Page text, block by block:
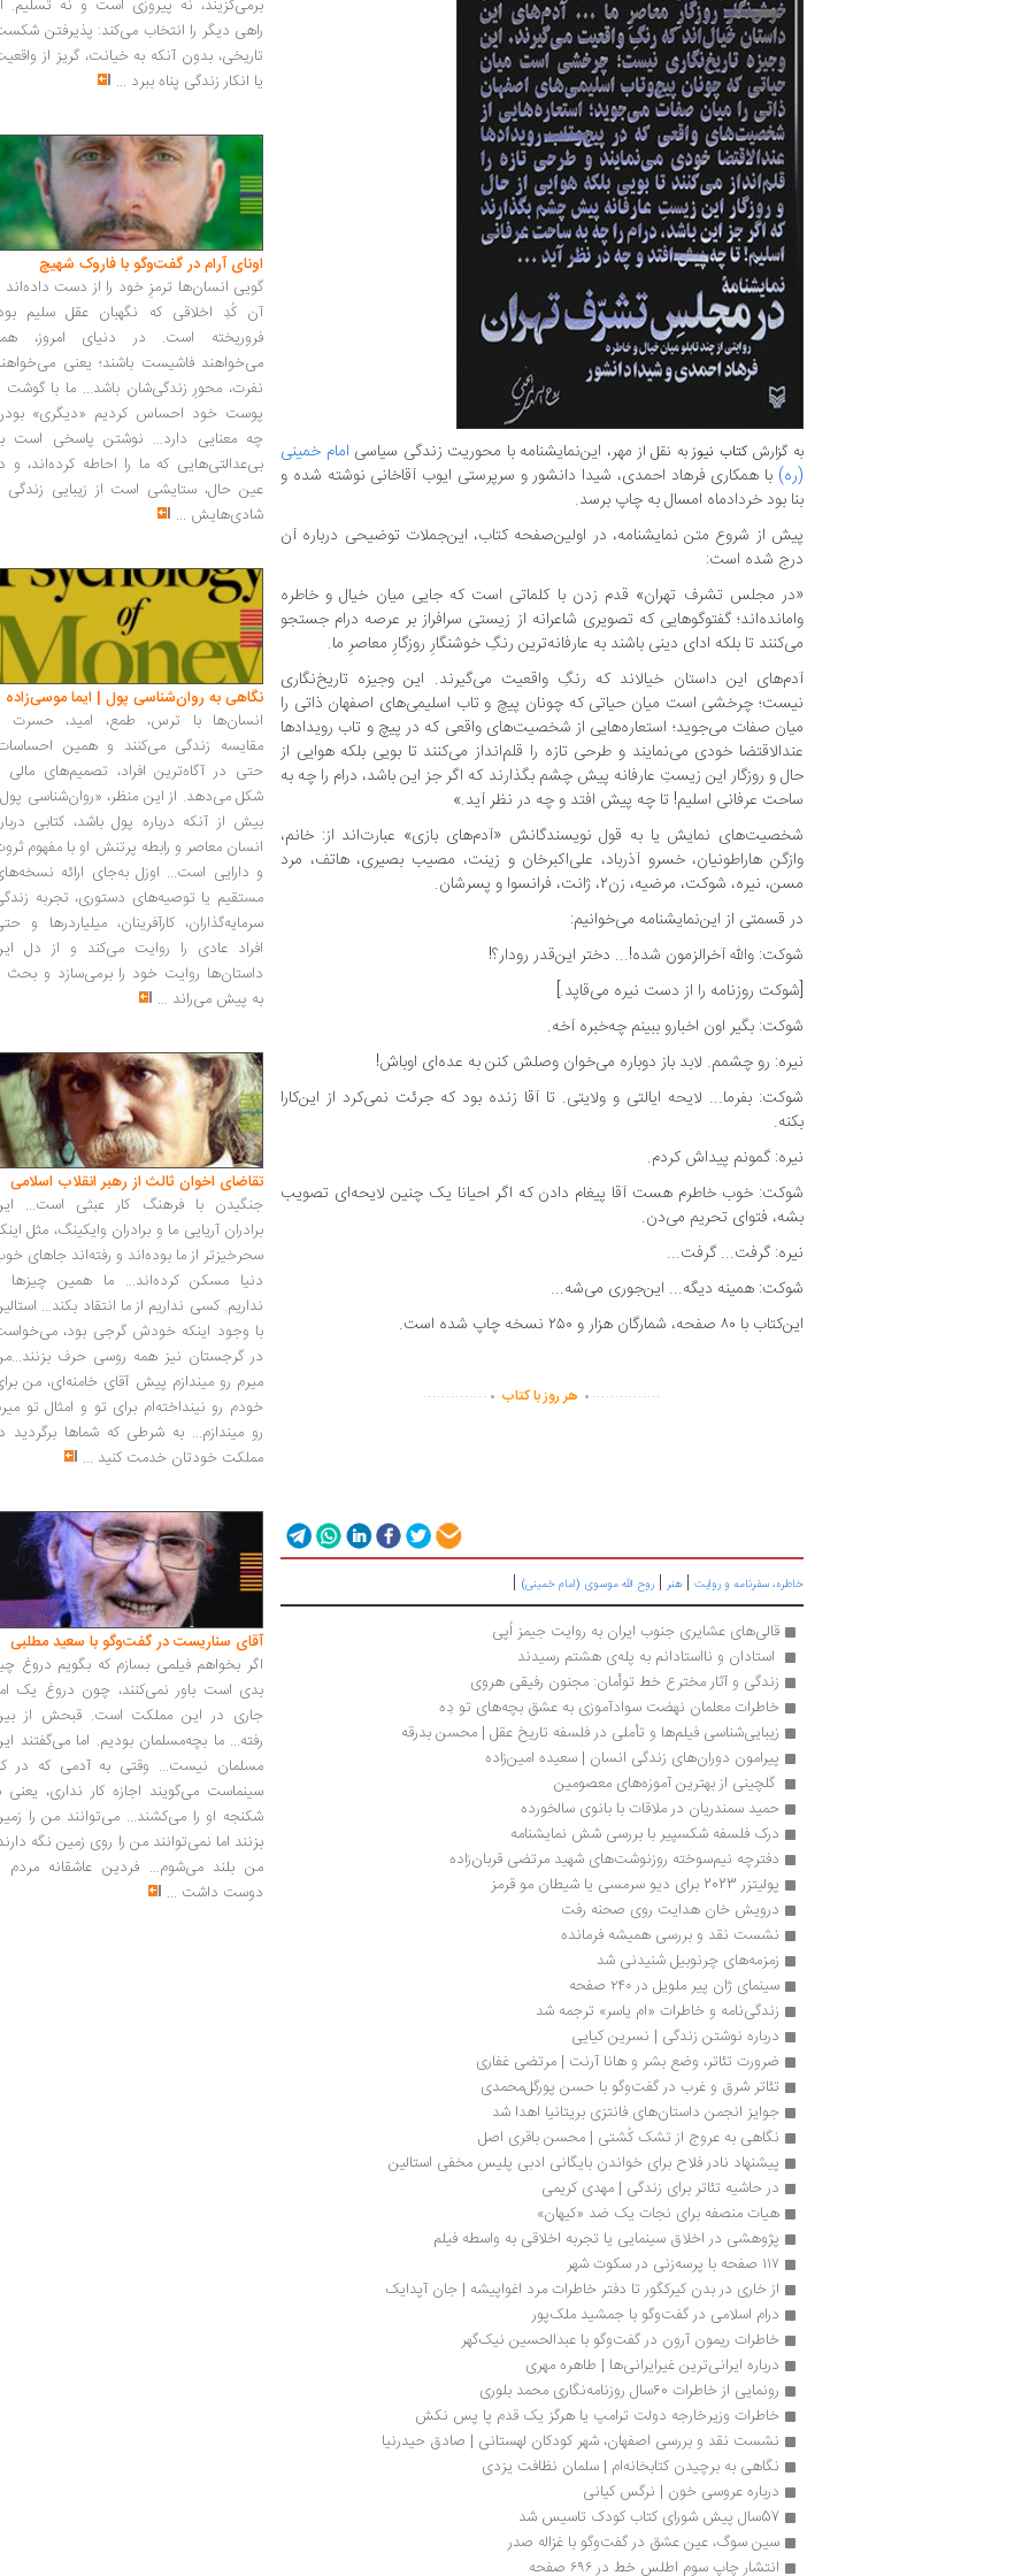
به گزارشکتاب نیوز به نقل از مهر، این‌نمایشنامه با محوریت زندگی سیاسی امام خمینی
(ره) با همکاری فرهاد احمدی، شیدا دانشور و سرپرستی ایوب آقاخانی نوشته شده و
بنا بود خردادماه امسال به چاپ برسد.
پیش‌ از شروع متن نمایشنامه، در اولین‌صفحه کتاب، این‌جملات توضیحی درباره آن
درج شده است:
«در مجلس تشرف تهران» قدم زدن با کلماتی است که جایی میان خیال و خاطره
وامانده‏‌اند؛ گفت‏وگوهایی که تصویری شاعرانه از زیستی سرافراز بر عرصه درام جست‏جو
می‏‌کنند تا بلکه ادای دینی باشند به عارفانه‌‏ترین رنگِ خوش‏نگارِ روزگارِ معاصرِ ما.
آدم‌‏های این داستان خیال‏اند که رنگِ واقعیت می‏‌گیرند. این وجیزه تاریخ‌‏نگاری
نیست؛ چرخشی است میان حیاتی که چونان پیچ و تاب اسلیمی‏‌های اصفهان ذاتی را
میان صفات می‏‌جوید؛ استعاره‌‏هایی از شخصیت‌‏های واقعی که در پیچ و تاب رویدادها
عندالاقتضا خودی می‌‏نمایند و طرحی تازه را قلم‏‌انداز می‏‌کنند تا بویی بلکه هوایی از
حال و روزگار این زیستِ عارفانه پیش چشم بگذارند که اگر جز این باشد، درام را چه به
ساحت عرفانی اسلیم! تا چه پیش افتد و چه در نظر آید.»
شخصیت‌های نمایش یا به قول نویسندگانش «آدم‌های بازی» عبارت‌اند از: خانم،
وازگن هاراطونیان، خسرو آذرباد، علی‌اکبرخان و زینت، مصیب بصیری،‌ هاتف، مرد
مسن، نیره، شوکت،‌ مرضیه، زن۲، ژانت، فرانسوا و پسرشان.
در قسمتی از این‌نمایشنامه می‌خوانیم:
شوکت: والله آخرالزمون شده!... دختر این‌قدر رودار؟!
[شوکت روزنامه را از دست نیره می‌قاپد.]
شوکت: بگیر اون اخبارو ببینم چه‌خبره آخه.
نیره: رو چشمم. لابد باز دوباره می‌خوان وصلش کنن به عده‌ای اوباش!
شوکت: بفرما... لایحه ایالتی و ولایتی. تا آقا زنده بود که جرئت نمی‌کرد از این‌کارا
بکنه.
نیره: گمونم پیداش کردم.
شوکت: خوب خاطرم هست آقا پیغام دادن که اگر احیانا یک چنین لایحه‌ای تصویب
بشه، فتوای تحریم می‌دن.
نیره: گرفت... گرفت...
شوکت: همینه دیگه... این‌جوری می‌شه...
این‌کتاب با ۸۰ صفحه، شمارگان هزار و ۲۵۰ نسخه چاپ شده است.
...............
. هر روز با کتاب .
..............
خاطره، سفرنامه‌ و روایت | هنر | روح الله موسوی (امام خمینی) |
قالی‌های عشایری جنوب ایران به روایت جیمز اُپی
استادان و نااستادانم به پله‌‌ی هشتم رسیدند
زندگی و آثار مخترع خط توأمان: مجنون رفیقی هروی
خاطرات معلمان نهضت سوادآموزی به عشق بچه‌های تو دِه
زیبایی‌شناسی فیلم‌ها و تأملی در فلسفه تاریخ عقل | محسن بدرقه
پیرامون دوران‌های زندگی انسان | سعیده امین‌زاده
گلچینی از بهترین آموزه‌های معصومین
حمید سمندریان در ملاقات با بانوی سالخورده
درک فلسفه شکسپیر با بررسی شش نمایشنامه
دفترچه نیم‌سوخته روزنوشت‌های شهید مرتضی قربان‌زاده
پولیتزر 2023 برای دیو سرمسی یا شیطان مو قرمز
درویش خان هدایت روی صحنه رفت
نشست نقد و بررسی همیشه فرمانده
زمزمه‌های چرنوبیل شنیدنی شد
سینمای ژان پیر ملویل در ۲۴۰ صفحه
زندگی‌نامه و خاطرات «ام یاسر» ترجمه شد
درباره نوشتن زندگی | نسرین کیایی
ضرورت تئاتر، وضع بشر و هانا آرنت | مرتضی غفاری
تئاتر شرق و غرب در گفت‌وگو با حسن‌ پورگل‌محمدی
جوایز انجمن داستان‌های فانتزی بریتانیا اهدا شد
نگاهی به عروج از تشک کُشتی | محسن باقری اصل
پیشنهاد نادر فلاح برای خواندن بایگانی ادبی پلیس مخفی استالین
در حاشیه تئاتر برای زندگی | مهدی کریمی
هیات منصفه برای نجات یک ضد «کیهان»
پژوهشی در اخلاق سینمایی یا تجربه اخلاقی به واسطه فیلم
۱۱۷ صفحه با پرسه‌زنی در سکوت شهر
از خاری در بدن کیرکگور تا دفتر خاطرات مرد اغواپیشه | جان آپدایک
درام اسلامی در گفت‌وگو با جمشید ملک‌پور
خاطرات ریمون آرون در گفت‌وگو با عبدالحسین نیک‌گهر
درباره ایرانی‌ترین غیرایرانی‌ها | طاهره مهری
رونمایی از خاطرات 60سال روزنامه‌نگاری محمد بلوری
خاطرات وزیرخارجه دولت ترامپ یا هرگز یک قدم پا پس نکش
نشست نقد و بررسی اصفهان، شهر کودکان لهستانی | صادق حیدرنیا
نگاهی به برچیدن کتابخانه‌ام | سلمان نظافت یزدی
درباره عروسی خون | نرگس کیانی
57سال پیش شورای کتاب کودک تاسیس شد
سین سوگ، عین عشق در گفت‌وگو با غزاله صدر
انتشار چاپ سوم اطلس خط در ۶۹۶ صفحه
برمی‌گزیند، نه پیروزی است و نه تسلیم.
راهی دیگر را انتخاب می‌کند: پذیرفتن
تاریخی، بدون آنکه به خیانت، گریز از
یا انکار زندگی پناه ببرد ...
اونای آرام در گفت‌وگو با فاروک شهیچ‭
گویی انسان‌ها ترمزِ خود را از دست داده‌اند
آن کُدِ اخلاقی که نگهبان عقل سلیم
فروریخته است. در دنیای امروز،
می‌خواهند فاشیست باشند؛ یعنی
نفرت، محورِ زندگی‌شان باشد... ما با گوشت
پوست خود احساس کردیم «دیگری»
چه معنایی دارد... نوشتن پاسخی است
بی‌عدالتی‌هایی که ما را احاطه کرده‌اند، و
عین حال، ستایشی است از زیبایی زندگی
شادی‌هایش ...
نگاهی به روان‌شناسی پول | ایما موسی‌زاده
انسان‌ها با ترس، طمع، امید، حسرت
مقایسه زندگی می‌کنند و همین
حتی در آگاه‌ترین افراد، تصمیم‌های مالی
شکل می‌دهد. از این منظر، «روان‌شناسی
بیش از آنکه درباره پول باشد، کتابی
انسان معاصر و رابطه پرتنش او با مفهوم
و دارایی است... اوزل به‌جای ارائه
مستقیم یا توصیه‌های دستوری، تجربه
سرمایه‌گذاران، کارآفرینان، میلیاردرها و
افراد عادی را روایت می‌کند و از دل
داستان‌ها روایت خود را برمی‌سازد و بحث
به پیش می‌راند ...
تقاضای اخوان ثالث از رهبر انقلاب اسلامی
جنگیدن با فرهنگ کار عبثی است...
برادران آریایی ما و برادران وایکینگ، مثل
سحرخیزتر از ما بوده‌اند و رفته‌اند جاهای
دنیا مسکن کرده‌اند... ما همین چیزها
نداریم. کسی نداریم از ما انتقاد بکند...
با وجود اینکه خودش گرجی بود،
در گرجستان نیز همه روسی حرف
میرم رو میندازم پیش آقای خامنه‌ای، من
خودم رو نینداخته‌ام برای تو و امثال تو
رو میندازم... به شرطی که شماها برگردید
مملکت خودتان خدمت کنید ...
آقای سناریست در گفت‌وگو با سعید مطلبی
اگر بخواهم فیلمی بسازم که بگویم دروغ
بدی است باور نمی‌کنند، چون دروغ یک
جاری در این مملکت است. قبحش از
رفته... ما بچه‌مسلمان بودیم. اما می‌گفتند
مسلمان نیست... وقتی به آدمی که در
سینماست می‌گویند اجازه کار نداری، یعنی
شکنجه او را می‌کشند... می‌توانند من را
بزنند اما نمی‌توانند من را روی زمین نگه
من بلند می‌شوم... فردین عاشقانه مردم
دوست داشت ...